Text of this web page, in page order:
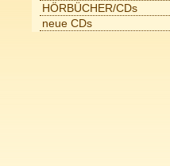
HÖRBÜCHER/CDs
neue CDs